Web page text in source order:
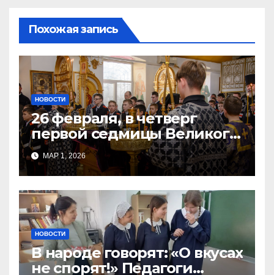
Похожая запись
НОВОСТИ
26 февраля, в четверг
первой седмицы Великого
Поста, в Свято-Никольском
храме состоялось Великое
МАР 1, 2026
НОВОСТИ
В народе говорят: «О вкусах
не спорят!» Педагоги